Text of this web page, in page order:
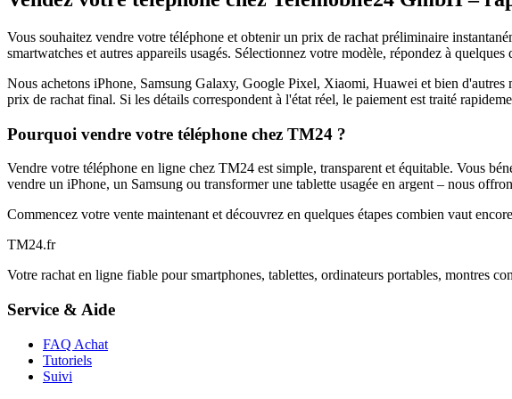
Vous souhaitez vendre votre téléphone et obtenir un prix de rachat préliminaire
smartwatches et autres appareils usagés. Sélectionnez votre modèle, répondez à
Nous achetons iPhone, Samsung Galaxy, Google Pixel, Xiaomi, Huawei et bien
prix de rachat final. Si les détails correspondent à l'état réel, le paiement est traité
Pourquoi vendre votre téléphone chez TM24 ?
Vendre votre téléphone en ligne chez TM24 est simple, transparent et équitable. Vous
vendre un iPhone, un Samsung ou transformer une tablette usagée en argent – nous
Commencez votre vente maintenant et découvrez en quelques étapes combien vaut
TM24.fr
Votre rachat en ligne fiable pour smartphones, tablettes, ordinateurs portables, montres
Service & Aide
FAQ Achat
Tutoriels
Suivi